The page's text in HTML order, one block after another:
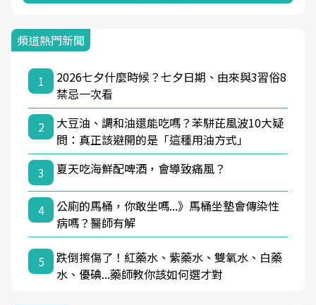
頻道熱門新聞
1
2026七夕什麼時候？七夕日期、由來與3習俗8
禁忌一次看
2
大豆油、調和油還能吃嗎？苯駢芘風波10大疑
問：真正該避開的是「這種用油方式」
3
夏天吃海鮮配啤酒，會導致痛風？
4
公廁的馬桶，你敢坐嗎...》馬桶坐墊會傳染性
病嗎？醫師有解
5
跌倒擦傷了！紅藥水、紫藥水、雙氧水、白藥
水、優碘...藥師教你該如何選才對